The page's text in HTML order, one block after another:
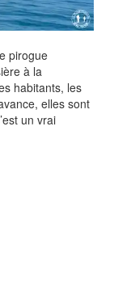
pirogue
à la
habitants, les
elles sont
un vrai